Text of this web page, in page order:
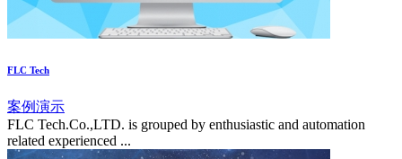
FLC Tech
案例演示
FLC Tech.Co.,LTD. is grouped by enthusiastic and automation
related experienced ...